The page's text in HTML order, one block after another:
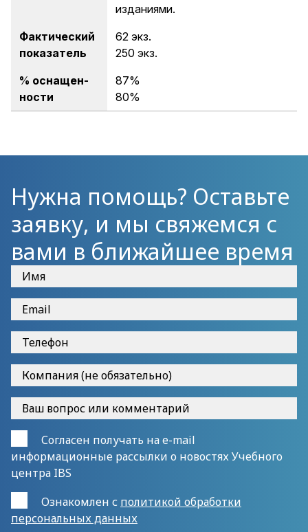
изданиями.
Фактический
показатель
62 экз.
250 экз.
% оснащен-
ности
87%
80%
Нужна помощь? Оставьте
заявку, и мы свяжемся с
вами в ближайшее время
Согласен получать на e-mail
информационные рассылки о новостях Учебного
центра IBS
Ознакомлен с политикой обработки
персональных данных